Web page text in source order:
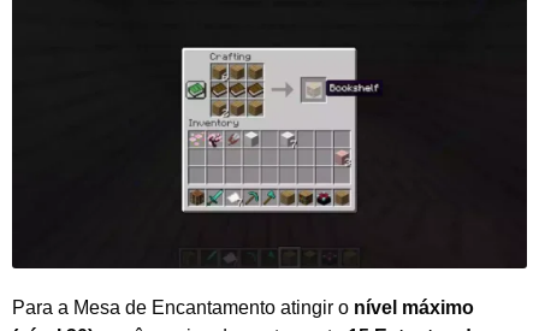
Para a Mesa de Encantamento atingir o nível máximo